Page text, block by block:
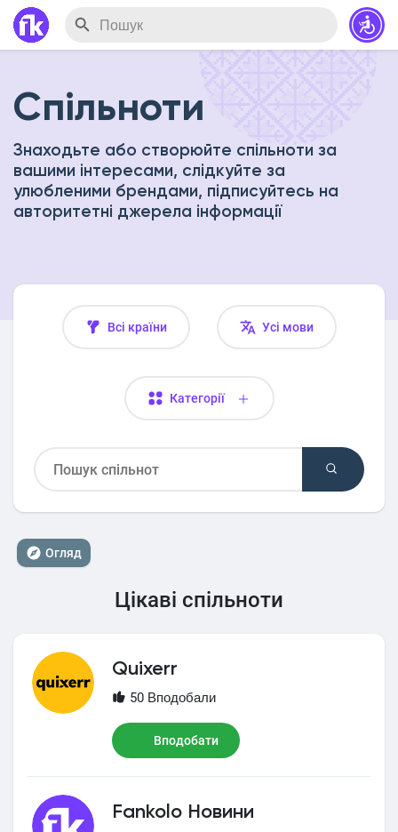
Спільноти
Знаходьте або створюйте спільноти за
вашими інтересами, слідкуйте за
улюбленими брендами, підписуйтесь на
авторитетні джерела інформації
Всі країни Усі мови
Категорії
Огляд
Цікаві спільноти
Quixerr
50 Вподобали
Вподобати
Fankolo Новини